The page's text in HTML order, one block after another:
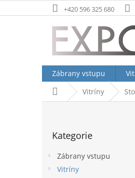
na
+420 596 325 680
Zábrany vstupu
Domů Vitríny
kategorie
Kategorie
Zábrany vstupu
Vitríny